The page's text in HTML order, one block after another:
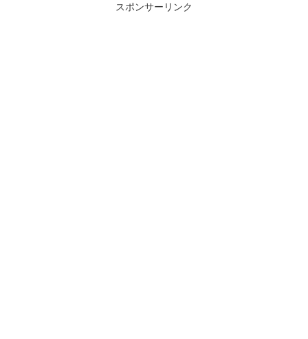
スポンサーリンク